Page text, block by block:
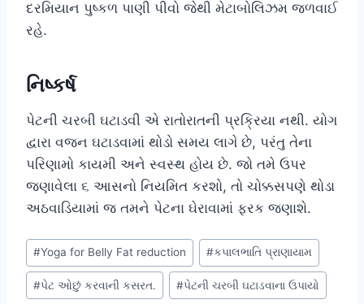
દરમિયાન પુષ્કળ પાણી પીવો જેથી મેટાબોલિઝમ જળવાઈ
રહે.
નિષ્કર્ષ
પેટની ચરબી ઘટાડવી એ રાતોરાતની પ્રક્રિયા નથી. યોગ
દ્વારા વજન ઘટાડવામાં થોડો સમય લાગે છે, પરંતુ તેના
પરિણામો કાયમી અને સ્વસ્થ હોય છે. જો તમે ઉપર
જણાવેલા ૬ આસનો નિયમિત કરશો, તો ચોક્કસપણે થોડા
અઠવાડિયામાં જ તમને પેટના ઘેરાવામાં ફરક જણાશે.
Post
Tags:
#Yoga for Belly Fat reduction #કપાલભાતિ પ્રાણાયામ
#પેટ ઓછું કરવાની કસરત. #પેટની ચરબી ઘટાડવાના ઉપાયો